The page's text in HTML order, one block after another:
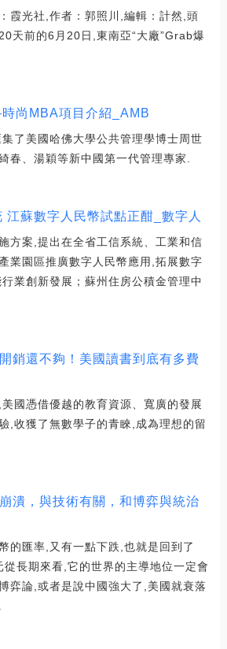
霞光社,作者：郭照川,編輯：計然,頭
天前的6月20日,東南亞“大廠”Grab爆
尚MBA項目介紹_AMB
了美國哈佛大學公共管理學博士周世
春、湯穎等新中國第一代管理專家.
江蘇數字人民幣試點正酣_數字人
方案,提出在全省工信系統、工業和信
業園區推廣數字人民幣應用,拓展數字
業創新發展；蘇州住房公積金管理中
銷還不夠！美國讀書到底有多費
國憑借優越的教育資源、寬廣的發展
,收獲了無數學子的青睞,成為理想的留
潰，與技術有關，和博弈與統治
的匯率,又有一點下跌,也就是回到了
長期來看,它的世界的主導地位一定會
弈論,或者是說中國強大了,美國就衰落